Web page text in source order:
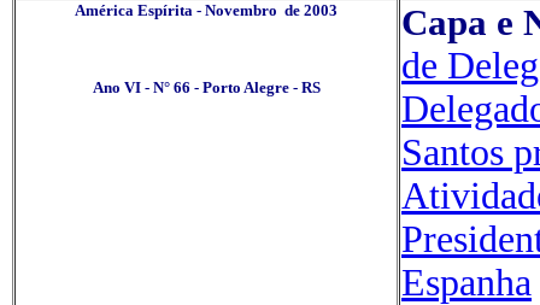
América Espírita - Novembro de 2003
Ano VI - N° 66 - Porto Alegre - RS
Capa e
de
Santos
Espanha